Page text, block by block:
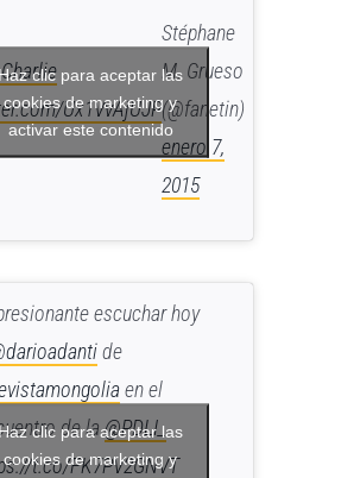
Ux1VvAjUJP
Stéphane
M. Grueso
(@fanetin)
enero 7,
2015
clic para aceptar las
cookies de marketing y
activar este contenido
escuchar hoy
de
en el
de la@PDLI_
t.co/FK7PV2GNVT
clic para aceptar las
cookies de marketing y